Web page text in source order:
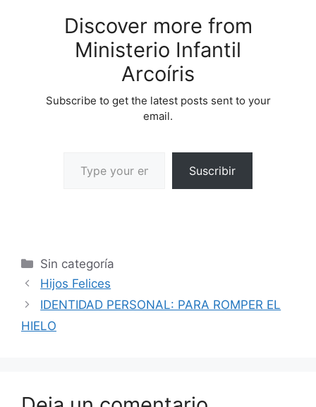
Discover more from
Ministerio Infantil
Arcoíris
Subscribe to get the latest posts sent to your
email.
Suscribir
Sin categoría
Hijos Felices
IDENTIDAD PERSONAL: PARA ROMPER EL
HIELO